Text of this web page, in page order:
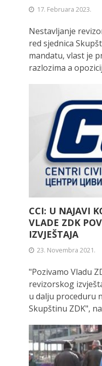
17. Februara 2023.
Nestavljanje
red sjednica
mandatu, vlast je
razlozima a
CCI: U NAJAVI
VLADE ZDK
IZVJEŠTAJA
23. Novembra 2021.
"Pozivamo Vladu
revizorskog
u dalju proceduru
Skupštinu ZDK",